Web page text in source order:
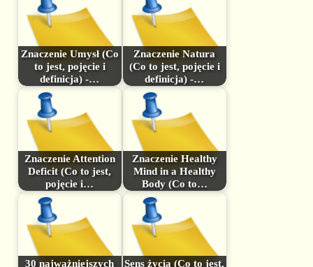
Znaczenie Umysł (Co
to jest, pojęcie i
definicja) -…
Znaczenie Natura
(Co to jest, pojęcie i
definicja) -…
Znaczenie Attention
Deficit (Co to jest,
pojęcie i…
Znaczenie Healthy
Mind in a Healthy
Body (Co to…
30 najważniejszych
Sens życia (Co to jest,